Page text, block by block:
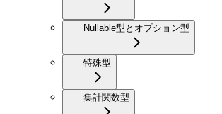
Nullable型とオプション型
特殊型
集計関数型